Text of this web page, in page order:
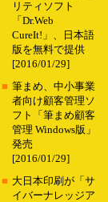
リティソフト
「Dr.Web
CureIt!」、日本語
版を無料で提供
[2016/01/29]
■ 筆まめ、中小事業
者向け顧客管理ソ
フト「筆まめ顧客
管理 Windows版」
発売
[2016/01/29]
■ 大日本印刷が「サ
イバーナレッジア